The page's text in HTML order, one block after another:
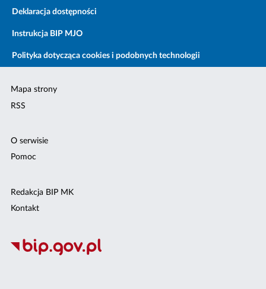
Deklaracja dostępności
Instrukcja BIP MJO
Polityka dotycząca cookies i podobnych technologii
Mapa strony
RSS
O serwisie
Pomoc
Redakcja BIP MK
Kontakt